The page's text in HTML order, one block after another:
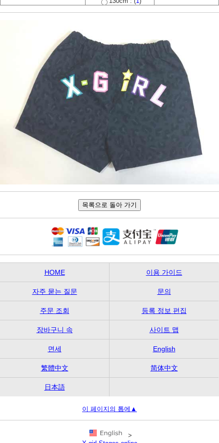
HOME 이용 가이드
자주 묻는 질문 문의
주문 조회 등록 정보 편집
장바구니 속 사이트 맵
면세 English
繁體中文 简体中文
日本語
이 페이지의 톱에▲
>